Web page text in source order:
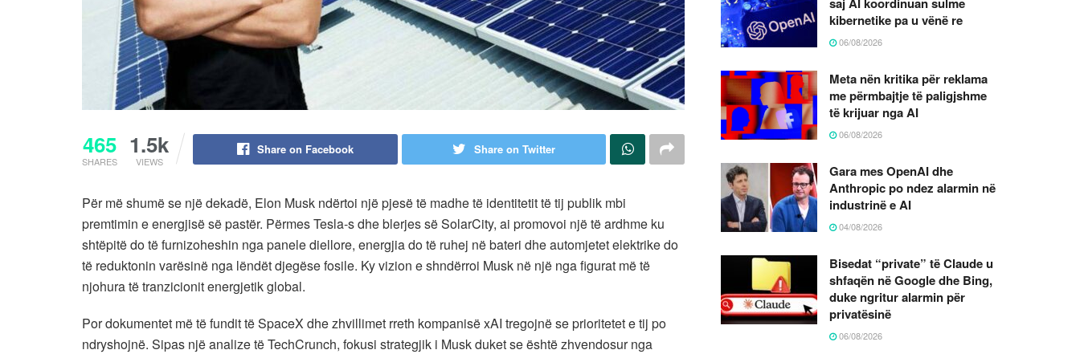
465
SHARES
1.5k
VIEWS
Share on Facebook Share on Twitter
Për më shumë se një dekadë, Elon Musk ndërtoi një pjesë të madhe të identitetit të tij publik mbi
premtimin e energjisë së pastër. Përmes Tesla-s dhe blerjes së SolarCity, ai promovoi një të ardhme ku
shtëpitë do të furnizoheshin nga panele diellore, energjia do të ruhej në bateri dhe automjetet elektrike do
të reduktonin varësinë nga lëndët djegëse fosile. Ky vizion e shndërroi Musk në një nga figurat më të
njohura të tranzicionit energjetik global.
Por dokumentet më të fundit të SpaceX dhe zhvillimet rreth kompanisë xAI tregojnë se prioritetet e tij po
ndryshojnë. Sipas një analize të TechCrunch, fokusi strategjik i Musk duket se është zhvendosur nga
kibernetike pa u vënë re
06/08/2026
Meta nën kritika për reklama
me përmbajtje të paligjshme
të krijuar nga AI
06/08/2026
Gara mes OpenAI dhe
Anthropic po ndez alarmin në
industrinë e AI
04/08/2026
Bisedat “private” të Claude u
shfaqën në Google dhe Bing,
duke ngritur alarmin për
privatësinë
06/08/2026